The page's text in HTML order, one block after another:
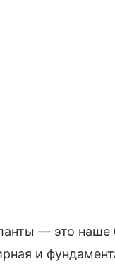
— это наше
и